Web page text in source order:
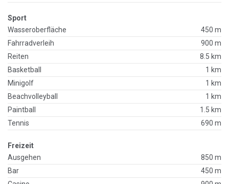
Sport
Wasseroberfläche
450 m
Fahrradverleih
900 m
Reiten
8.5 km
Basketball
1 km
Minigolf
1 km
Beachvolleyball
1 km
Paintball
1.5 km
Tennis
690 m
Freizeit
Ausgehen
850 m
Bar
450 m